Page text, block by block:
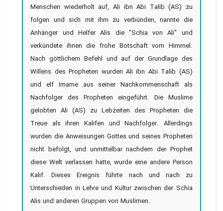
Menschen wiederholt auf, Ali ibn Abi Talib (AS) zu
folgen und sich mit ihm zu verbünden, nannte die
Anhänger und Helfer Alis die "Schia von Ali" und
verkündete ihnen die frohe Botschaft vom Himmel.
Nach göttlichem Befehl und auf der Grundlage des
Willens des Propheten wurden Ali ibn Abi Talib (AS)
und elf Imame aus seiner Nachkommenschaft als
Nachfolger des Propheten eingeführt. Die Muslime
gelobten Ali (AS) zu Lebzeiten des Propheten die
Treue als ihren Kalifen und Nachfolger. Allerdings
wurden die Anweisungen Gottes und seines Propheten
nicht befolgt, und unmittelbar nachdem der Prophet
diese Welt verlassen hatte, wurde eine andere Person
Kalif. Dieses Ereignis führte nach und nach zu
Unterschieden in Lehre und Kultur zwischen der Schia
Alis und anderen Gruppen von Muslimen.